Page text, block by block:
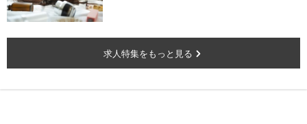
求人特集をもっと見る